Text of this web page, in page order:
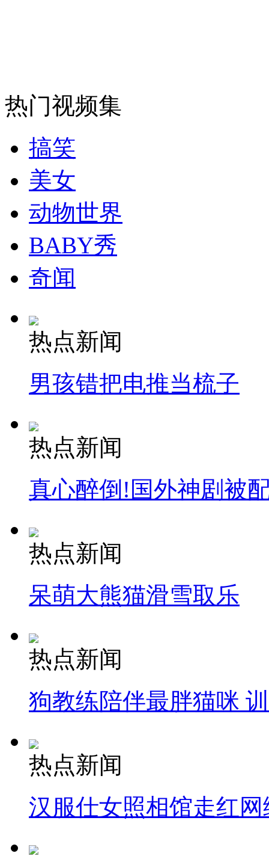
司机酒驾遇交警 急速倒车逃窜
热门视频集
搞笑
美女
动物世界
BABY秀
奇闻
热点新闻
男孩错把电推当梳子
热点新闻
真心醉倒!国外神剧被
热点新闻
呆萌大熊猫滑雪取乐
热点新闻
狗教练陪伴最胖猫咪
热点新闻
汉服仕女照相馆走红网